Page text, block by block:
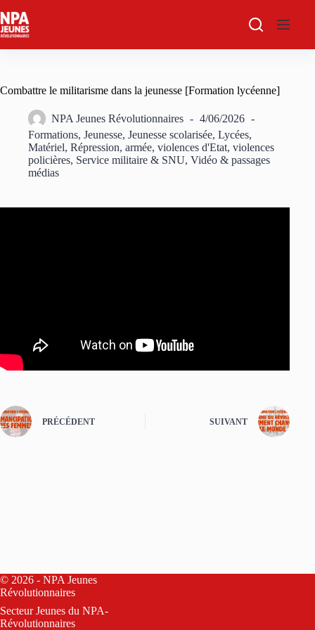
au
contenu
Combattre le militarisme dans la jeunesse [Formation lycéenne]
NPA Jeunes Révolutionnaires
4/06/2026
Formations, Jeunesse, Jeunesse scolarisée, Lycées,
Matériel, Répression, armée, violences d'Etat, violences
policières, Service militaire & SNU, Vidéo & passages
médias
PRÉCÉDENT SUIVANT
© 2026 - NPA Jeunes
Révolutionnaires
Secteur Jeunes du NPA-
Révolutionnaires